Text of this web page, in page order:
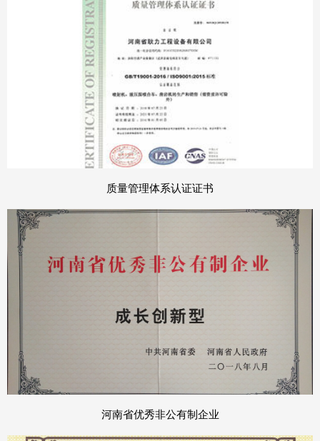
质量管理体系认证证书
河南省优秀非公有制企业